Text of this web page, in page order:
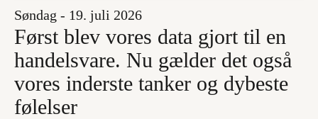
Søndag - 19. juli 2026
Først blev vores data gjort til en
handelsvare. Nu gælder det også
vores inderste tanker og dybeste
følelser